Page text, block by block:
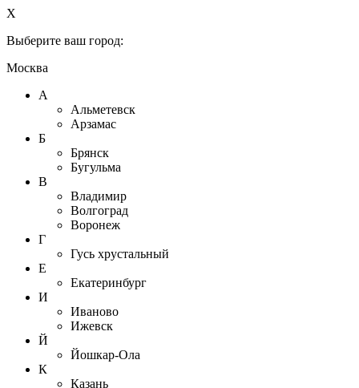
X
Выберите ваш город:
Москва
А
Альметевск
Арзамас
Б
Брянск
Бугульма
В
Владимир
Волгоград
Воронеж
Г
Гусь хрустальный
Е
Екатеринбург
И
Иваново
Ижевск
Й
Йошкар-Ола
К
Казань